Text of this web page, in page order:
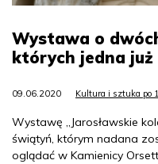
Wystawa o
których jedna
09.06.2020 Kultura i sztuka po
Wystawę „Jarosławskie
świątyń, którym nadana
oglądać w Kamienicy